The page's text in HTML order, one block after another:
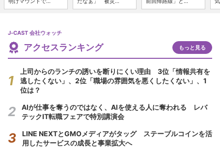
J-CAST 会社ウォッチ
アクセスランキング もっと見る
上司からのランチの誘いを断りにくい理由 3位「情報共有を
逃したくない」、2位「職場の雰囲気を悪くしたくない」、1
位は？
AIが仕事を奪うのではなく、AIを使える人に奪われる レバ
テックIT転職フェアで特別講演会
LINE NEXTとGMOメディアがタッグ ステーブルコインを活
用したサービスの成長と事業拡大へ